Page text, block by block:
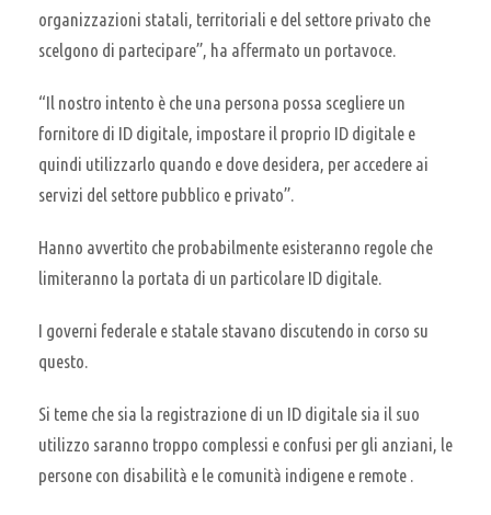
organizzazioni statali, territoriali e del settore privato che
scelgono di partecipare”, ha affermato un portavoce.
“Il nostro intento è che una persona possa scegliere un
fornitore di ID digitale, impostare il proprio ID digitale e
quindi utilizzarlo quando e dove desidera, per accedere ai
servizi del settore pubblico e privato”.
Hanno avvertito che probabilmente esisteranno regole che
limiteranno la portata di un particolare ID digitale.
I governi federale e statale stavano discutendo in corso su
questo.
Si teme che sia la registrazione di un ID digitale sia il suo
utilizzo saranno troppo complessi e confusi per gli anziani, le
persone con disabilità e le comunità indigene e remote .